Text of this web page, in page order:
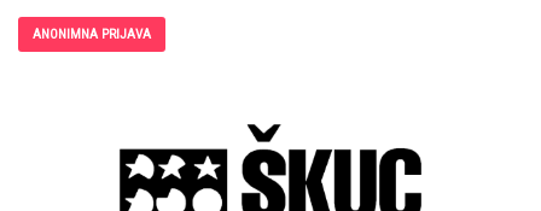
ANONIMNA PRIJAVA